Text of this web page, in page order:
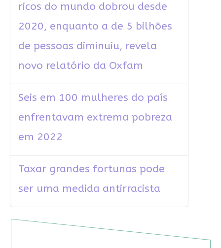
ricos do mundo dobrou desde
2020, enquanto a de 5 bilhões
de pessoas diminuiu, revela
novo relatório da Oxfam
Seis em 100 mulheres do país
enfrentavam extrema pobreza
em 2022
Taxar grandes fortunas pode
ser uma medida antirracista